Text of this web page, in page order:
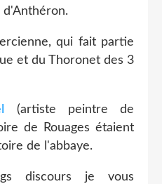
d'Anthéron.
qui fait partie
et du Thoronet des 3
(artiste peintre de
de Rouages étaient
de l'abbaye.
discours je vous